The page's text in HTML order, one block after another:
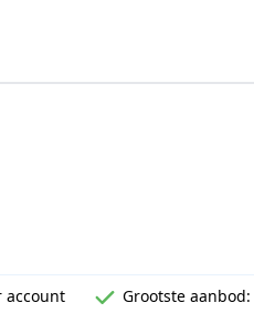
account Grootste aanbod: